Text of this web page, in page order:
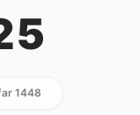
1448